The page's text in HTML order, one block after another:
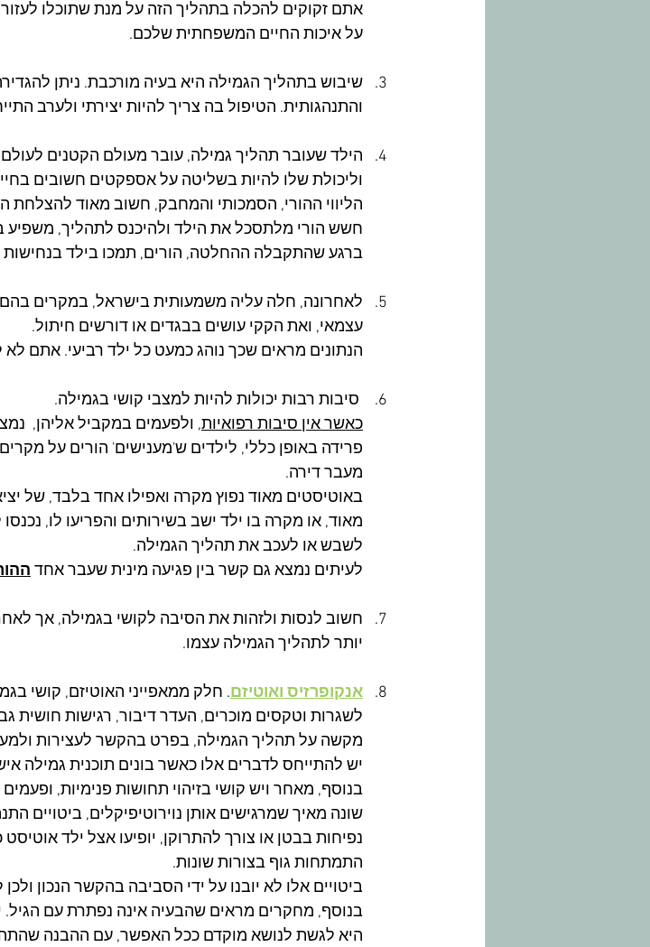
אתם זקוקים להכלה בתהליך הזה על מנת שתוכלו
על איכות החיים המשפחתית שלכם.
שיבוש בתהליך הגמילה היא בעיה מורכבת. ניתן להגדירה
והתנהגותית. הטיפול בה צריך להיות יצירתי ולערב
הילד שעובר תהליך גמילה, עובר מעולם הקטנים
וליכולת שלו להיות בשליטה על אספקטים חשובים
הליווי ההורי, הסמכותי והמחבק, חשוב מאוד להצלחת
חשש הורי מלתסכל את הילד ולהיכנס לתהליך, משפיע
ברגע שהתקבלה ההחלטה, הורים, תמכו בילד בנחישות
לאחרונה, חלה עליה משמעותית בישראל, במקרים בהם
עצמאי, ואת הקקי עושים בבגדים או דורשים חיתול.
הנתונים מראים שכך נוהג כמעט כל ילד רביעי. אתם לא
סיבות רבות יכולות להיות למצבי קושי בגמילה.
כאשר אין סיבות רפואיות, ולפעמים במקביל אליהן,
פרידה באופן כללי, לילדים ש'מענישים' הורים על
מעבר דירה.
באוטיסטים מאוד נפוץ מקרה ואפילו אחד בלבד, של
מאוד, או מקרה בו ילד ישב בשירותים והפריעו לו,
לשבש או לעכב את תהליך הגמילה.
לעיתים נמצא גם קשר בין פגיעה מינית שעבר אחד
חשוב לנסות ולזהות את הסיבה לקושי בגמילה, אך לאחר
יותר לתהליך הגמילה עצמו.
אנקופרזיס ואוטיזם. חלק ממאפייני האוטיזם, קושי
לשגרות וטקסים מוכרים, העדר דיבור, רגישות חושית
מקשה על תהליך הגמילה, בפרט בהקשר לעצירות
יש להתייחס לדברים אלו כאשר בונים תוכנית גמילה
בנוסף, מאחר ויש קושי בזיהוי תחושות פנימיות,
שונה מאיך שמרגישים אותן נוירוטיפיקלים, ביטויים
נפיחות בבטן או צורך להתרוקן, יופיעו אצל ילד
התמתחות גוף בצורות שונות.
ביטויים אלו לא יובנו על ידי הסביבה בהקשר הנכון
בנוסף, מחקרים מראים שהבעיה אינה נפתרת עם
היא לגשת לנושא מוקדם ככל האפשר, עם ההבנה